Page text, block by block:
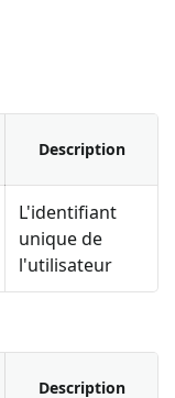
Description
L'identifiant
unique de
l'utilisateur
Description